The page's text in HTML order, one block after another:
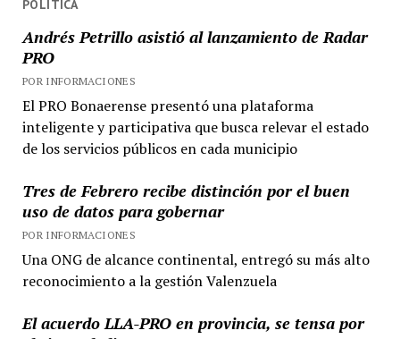
POLÍTICA
Andrés Petrillo asistió al lanzamiento de Radar
PRO
POR INFORMACIONES
El PRO Bonaerense presentó una plataforma
inteligente y participativa que busca relevar el estado
de los servicios públicos en cada municipio
Tres de Febrero recibe distinción por el buen
uso de datos para gobernar
POR INFORMACIONES
Una ONG de alcance continental, entregó su más alto
reconocimiento a la gestión Valenzuela
El acuerdo LLA-PRO en provincia, se tensa por